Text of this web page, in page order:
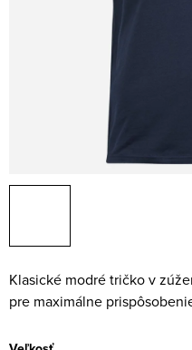
Klasické modré tričko v
pre maximálne